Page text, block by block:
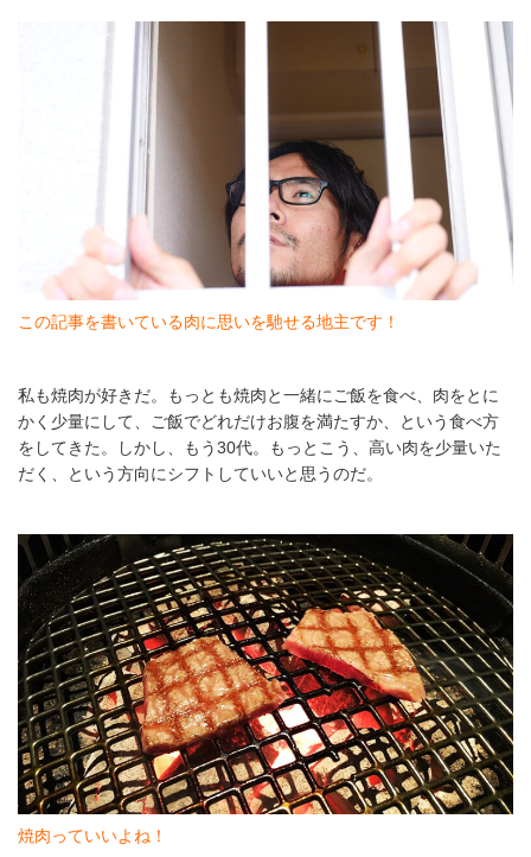
この記事を書いている肉に思いを馳せる地主です！
私も焼肉が好きだ。もっとも焼肉と一緒にご飯を食べ、肉をとに
かく少量にして、ご飯でどれだけお腹を満たすか、という食べ方
をしてきた。しかし、もう30代。もっとこう、高い肉を少量いた
だく、という方向にシフトしていいと思うのだ。
焼肉っていいよね！